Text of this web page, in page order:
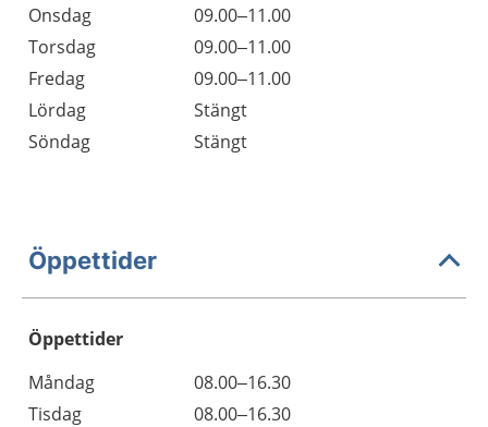
Onsdag
09.00–11.00
Torsdag
09.00–11.00
Fredag
09.00–11.00
Lördag
Stängt
Söndag
Stängt
Öppettider
Öppettider
Dag
Öppettider
Kommentarer
Måndag
08.00–16.30
Tisdag
08.00–16.30